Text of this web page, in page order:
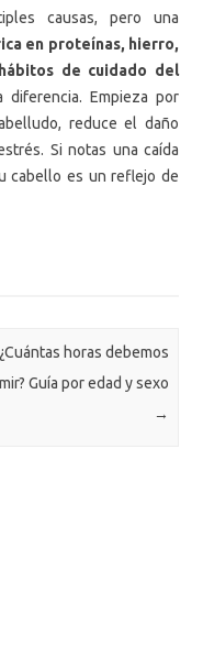
causas, pero una
en proteínas, hierro,
hábitos de cuidado del
diferencia. Empieza por
reduce el daño
Si notas una caída
cabello es un reflejo de
¿Cuántas horas debemos
Guía por edad y sexo
→